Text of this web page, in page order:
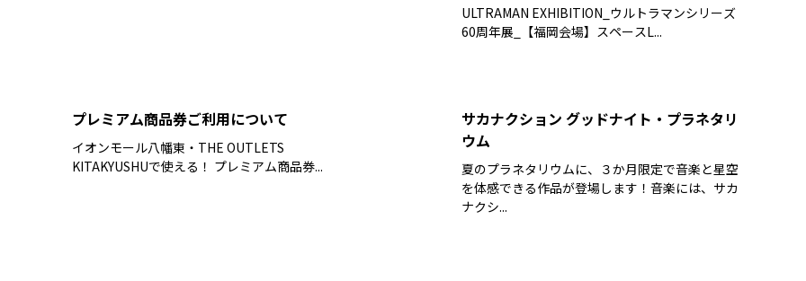
ULTRAMAN EXHIBITION_ウルトラマンシリーズ
60周年展_【福岡会場】スペースL...
プレミアム商品券ご利用について
イオンモール八幡東・THE OUTLETS
KITAKYUSHUで使える！ プレミアム商品券...
サカナクション グッドナイト・プラネタリ
ウム
夏のプラネタリウムに、３か月限定で音楽と星空
を体感できる作品が登場します！音楽には、サカ
ナクシ...